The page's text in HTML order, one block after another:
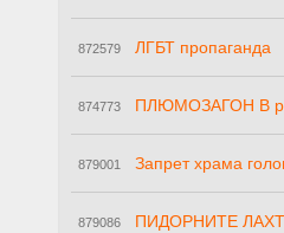
872579 ЛГБТ пропаганда
874773 ПЛЮМОЗАГОН В
879001 Запрет храма
879086 ПИДОРНИТЕ